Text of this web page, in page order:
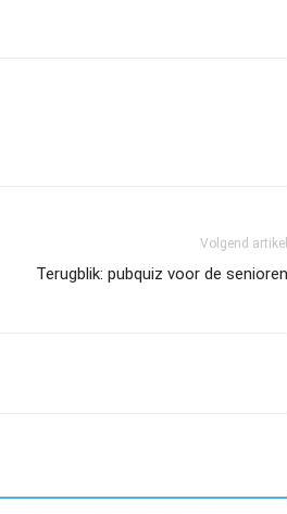
Volgend artikel
Terugblik: pubquiz voor de senioren